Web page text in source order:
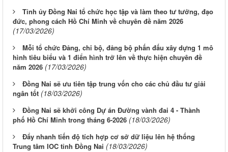
Tỉnh ủy Đồng Nai tổ chức học tập và làm theo tư tưởng, đạo
đức, phong cách Hồ Chí Minh về chuyên đề năm 2026
(17/03/2026)
Mỗi tổ chức Đảng, chi bộ, đảng bộ phấn đấu xây dựng 1 mô
hình tiêu biểu và 1 điển hình trở lên về thực hiện chuyên đề
năm 2026 (17/03/2026)
Đồng Nai sẽ ưu tiên tập trung vốn cho các chủ đầu tư giải
ngân tốt (18/03/2026)
Đồng Nai sẽ khởi công Dự án Đường vành đai 4 - Thành
phố Hồ Chí Minh trong tháng 6-2026 (18/03/2026)
Đẩy nhanh tiến độ tích hợp cơ sở dữ liệu lên hệ thống
Trung tâm IOC tỉnh Đồng Nai (18/03/2026)